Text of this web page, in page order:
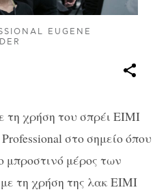
EUGENE
τη χρήση του σπρέι EIMI
στο σημείο όπου
μπροστινό μέρος των
τη χρήση της λακ EIMI